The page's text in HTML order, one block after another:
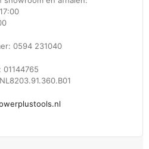
0594 231040
01144765